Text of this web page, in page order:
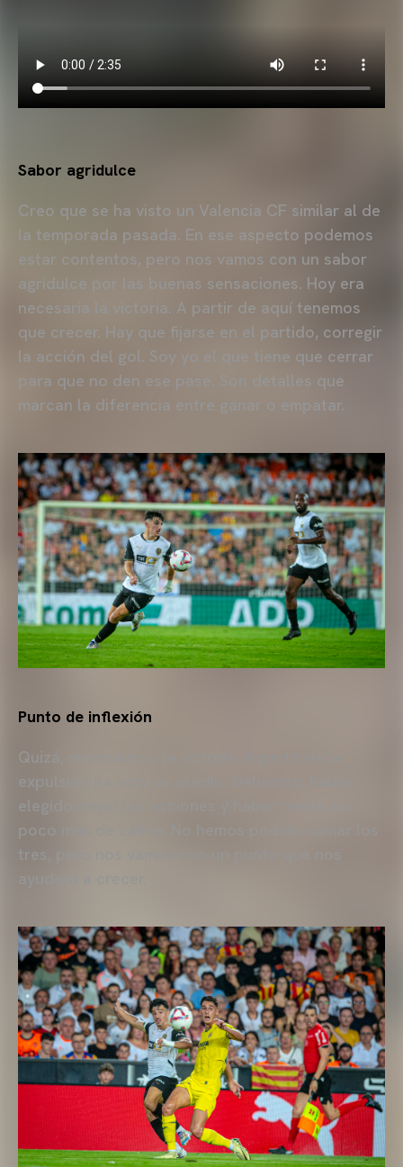
Sabor agridulce
Creo que se ha visto un Valencia CF similar al de
la temporada pasada. En ese aspecto podemos
estar contentos, pero nos vamos con un sabor
agridulce por las buenas sensaciones. Hoy era
necesaria la victoria. A partir de aquí tenemos
que crecer. Hay que fijarse en el partido, corregir
la acción del gol. Soy yo el que tiene que cerrar
para que no den ese pase. Son detalles que
marcan la diferencia entre ganar o empatar.
Punto de inflexión
Quizá, merecíamos la victoria. A partir de la
expulsión ha sido un asedio. Debíamos haber
elegido mejor las acciones y haber tenido un
poco más de calma. No hemos podido sumar los
tres, pero nos vamos con un punto que nos